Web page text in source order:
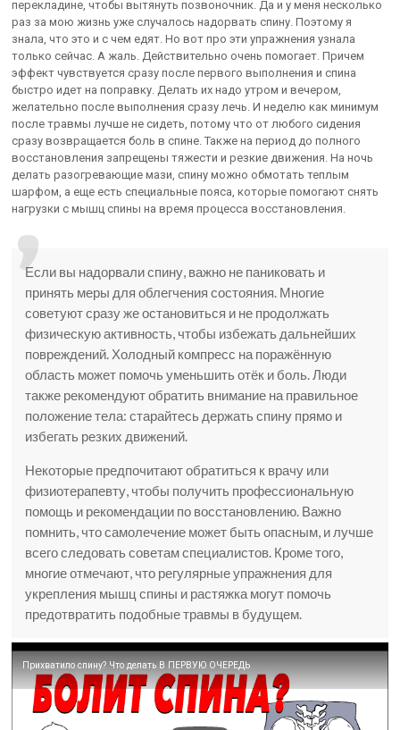
перекладине, чтобы вытянуть позвоночник. Да и у меня несколько
раз за мою жизнь уже случалось надорвать спину. Поэтому я
знала, что это и с чем едят. Но вот про эти упражнения узнала
только сейчас. А жаль. Действительно очень помогает. Причем
эффект чувствуется сразу после первого выполнения и спина
быстро идет на поправку. Делать их надо утром и вечером,
желательно после выполнения сразу лечь. И неделю как минимум
после травмы лучше не сидеть, потому что от любого сидения
сразу возвращается боль в спине. Также на период до полного
восстановления запрещены тяжести и резкие движения. На ночь
делать разогревающие мази, спину можно обмотать теплым
шарфом, а еще есть специальные пояса, которые помогают снять
нагрузки с мышц спины на время процесса восстановления.
Если вы надорвали спину, важно не паниковать и
принять меры для облегчения состояния. Многие
советуют сразу же остановиться и не продолжать
физическую активность, чтобы избежать дальнейших
повреждений. Холодный компресс на поражённую
область может помочь уменьшить отёк и боль. Люди
также рекомендуют обратить внимание на правильное
положение тела: старайтесь держать спину прямо и
избегать резких движений.
Некоторые предпочитают обратиться к врачу или
физиотерапевту, чтобы получить профессиональную
помощь и рекомендации по восстановлению. Важно
помнить, что самолечение может быть опасным, и лучше
всего следовать советам специалистов. Кроме того,
многие отмечают, что регулярные упражнения для
укрепления мышц спины и растяжка могут помочь
предотвратить подобные травмы в будущем.
Прихватило спину? Что делать В ПЕРВУЮ ОЧЕРЕДЬ